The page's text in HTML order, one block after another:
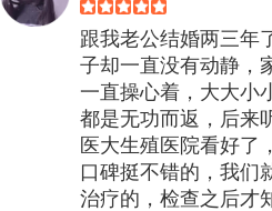
跟我老公结婚两三年
子却一直没有动静，
一直操心着，大大小
都是无功而返，后来
医大生殖医院看好了
口碑挺不错的，我们
治疗的，检查之后才